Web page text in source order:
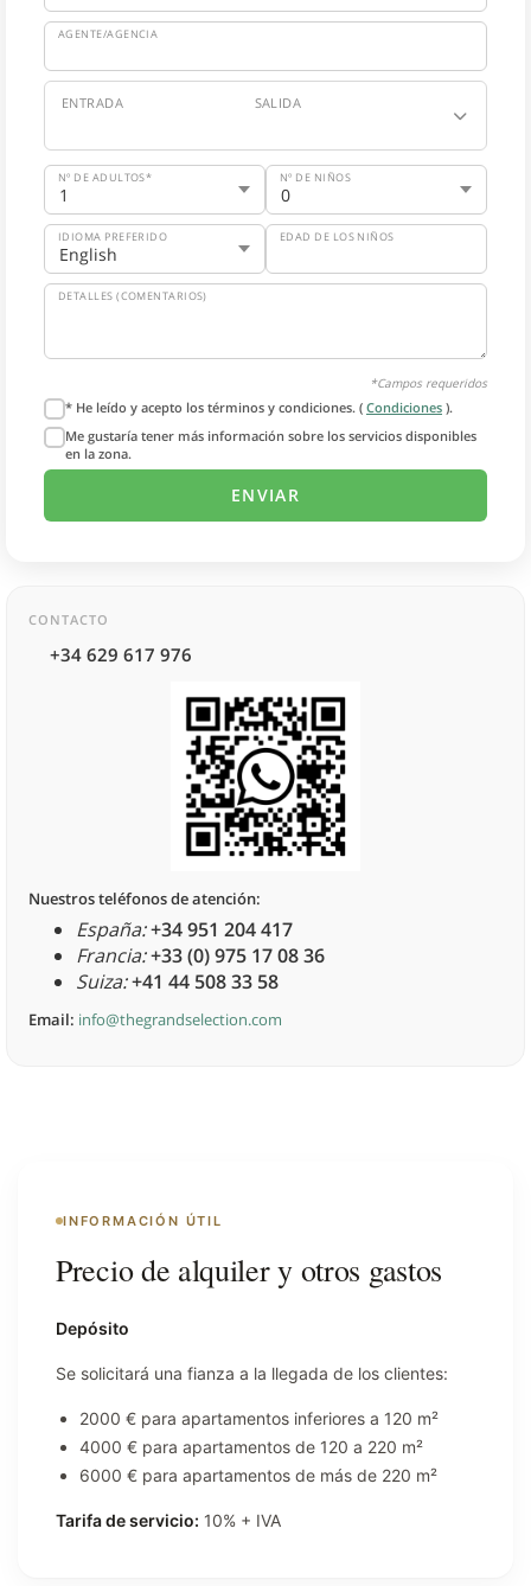
AGENTE/AGENCIA
ENTRADA SALIDA
Nº DE ADULTOS* Nº DE NIÑOS
IDIOMA PREFERIDO EDAD DE LOS NIÑOS
DETALLES (COMENTARIOS)
*Campos requeridos
* He leído y acepto los términos y condiciones. ( Condiciones ).
Me gustaría tener más información sobre los servicios disponibles
en la zona.
CONTACTO
+34 629 617 976
Nuestros teléfonos de atención:
España:+34 951 204 417
Francia:+33 (0) 975 17 08 36
Suiza:+41 44 508 33 58
Email: info@thegrandselection.com
INFORMACIÓN ÚTIL
Precio de alquiler y otros gastos
Depósito
Se solicitará una fianza a la llegada de los clientes:
2000 € para apartamentos inferiores a 120 m²
4000 € para apartamentos de 120 a 220 m²
6000 € para apartamentos de más de 220 m²
Tarifa de servicio: 10% + IVA